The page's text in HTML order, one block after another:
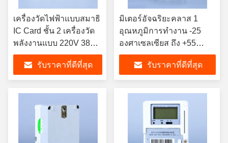
เครื่องวัดไฟฟ้าแบบสมาธิ
IC Card ชั้น 2 เครื่องวัด
พลังงานแบบ 220V 380V
230V พร้อมการชําระเงิน
ผ่านสมาธิ Card และ
ความแม่นยําในการวัดสูง
รับราคาที่ดีที่สุด
มิเตอร์อัจฉริยะคลาส 1
อุณหภูมิการทำงาน -25
องศาเซลเซียส ถึง +55
องศาเซลเซียส โซลูชัน
สำหรับการวัดพลังงานโครง
ข่ายอัจฉริยะ
รับราคาที่ดีที่สุด